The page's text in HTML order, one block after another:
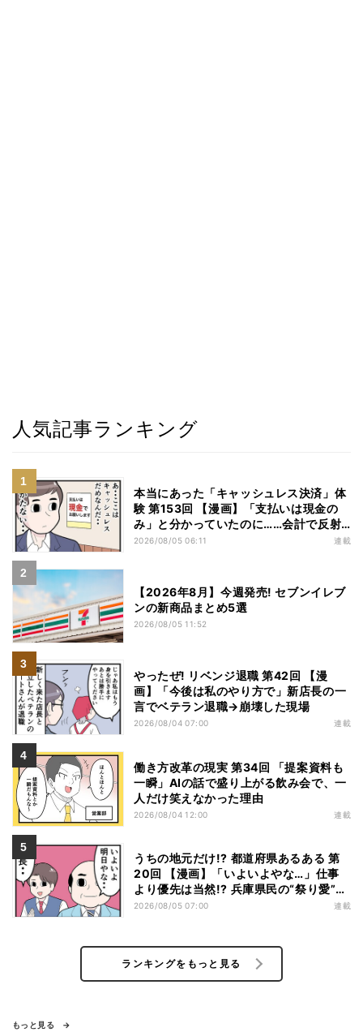
人気記事ランキング
本当にあった「キャッシュレス決済」体
験 第153回 【漫画】「支払いは現金の
み」と分かっていたのに……会計で反射
的に出してしまったものは
2026/08/05 06:11 連載
【2026年8月】今週発売! セブンイレブ
ンの新商品まとめ5選
2026/08/05 11:52
やったぜ! リベンジ退職 第42回 【漫
画】「今後は私のやり方で」新店長の一
言でベテラン退職→崩壊した現場
2026/08/04 07:00 連載
働き方改革の現実 第34回 「提案資料も
一瞬」AIの話で盛り上がる飲み会で、一
人だけ笑えなかった理由
2026/08/04 12:00 連載
うちの地元だけ!? 都道府県あるある 第
20回 【漫画】「いよいよやな…」仕事
より優先は当然!? 兵庫県民の“祭り愛”が
熱すぎた
2026/08/05 07:00 連載
ランキングをもっと見る
もっと見る